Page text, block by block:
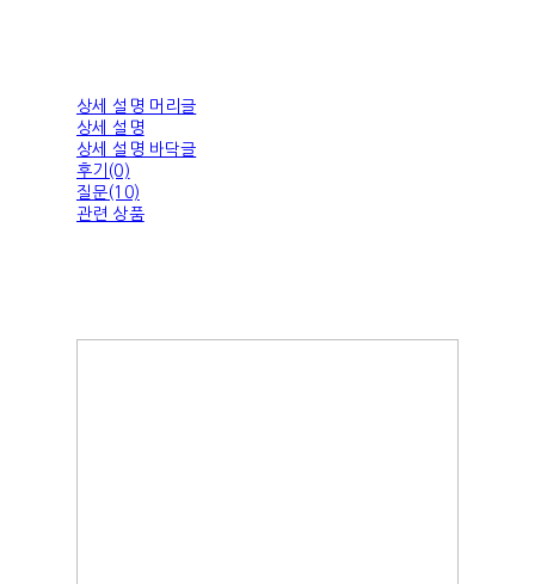
상세 설명 머리글
상세 설명
상세 설명 바닥글
후기(0)
질문(10)
관련 상품